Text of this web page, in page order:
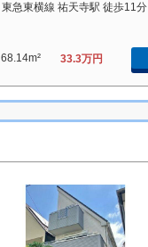
東急東横線 祐天寺駅 徒歩11分
68.14m² 33.3万円